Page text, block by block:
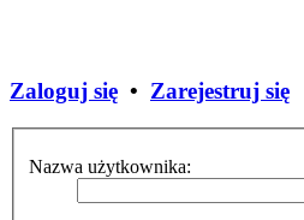
Zaloguj się • Zarejestruj się
Nazwa użytkownika: